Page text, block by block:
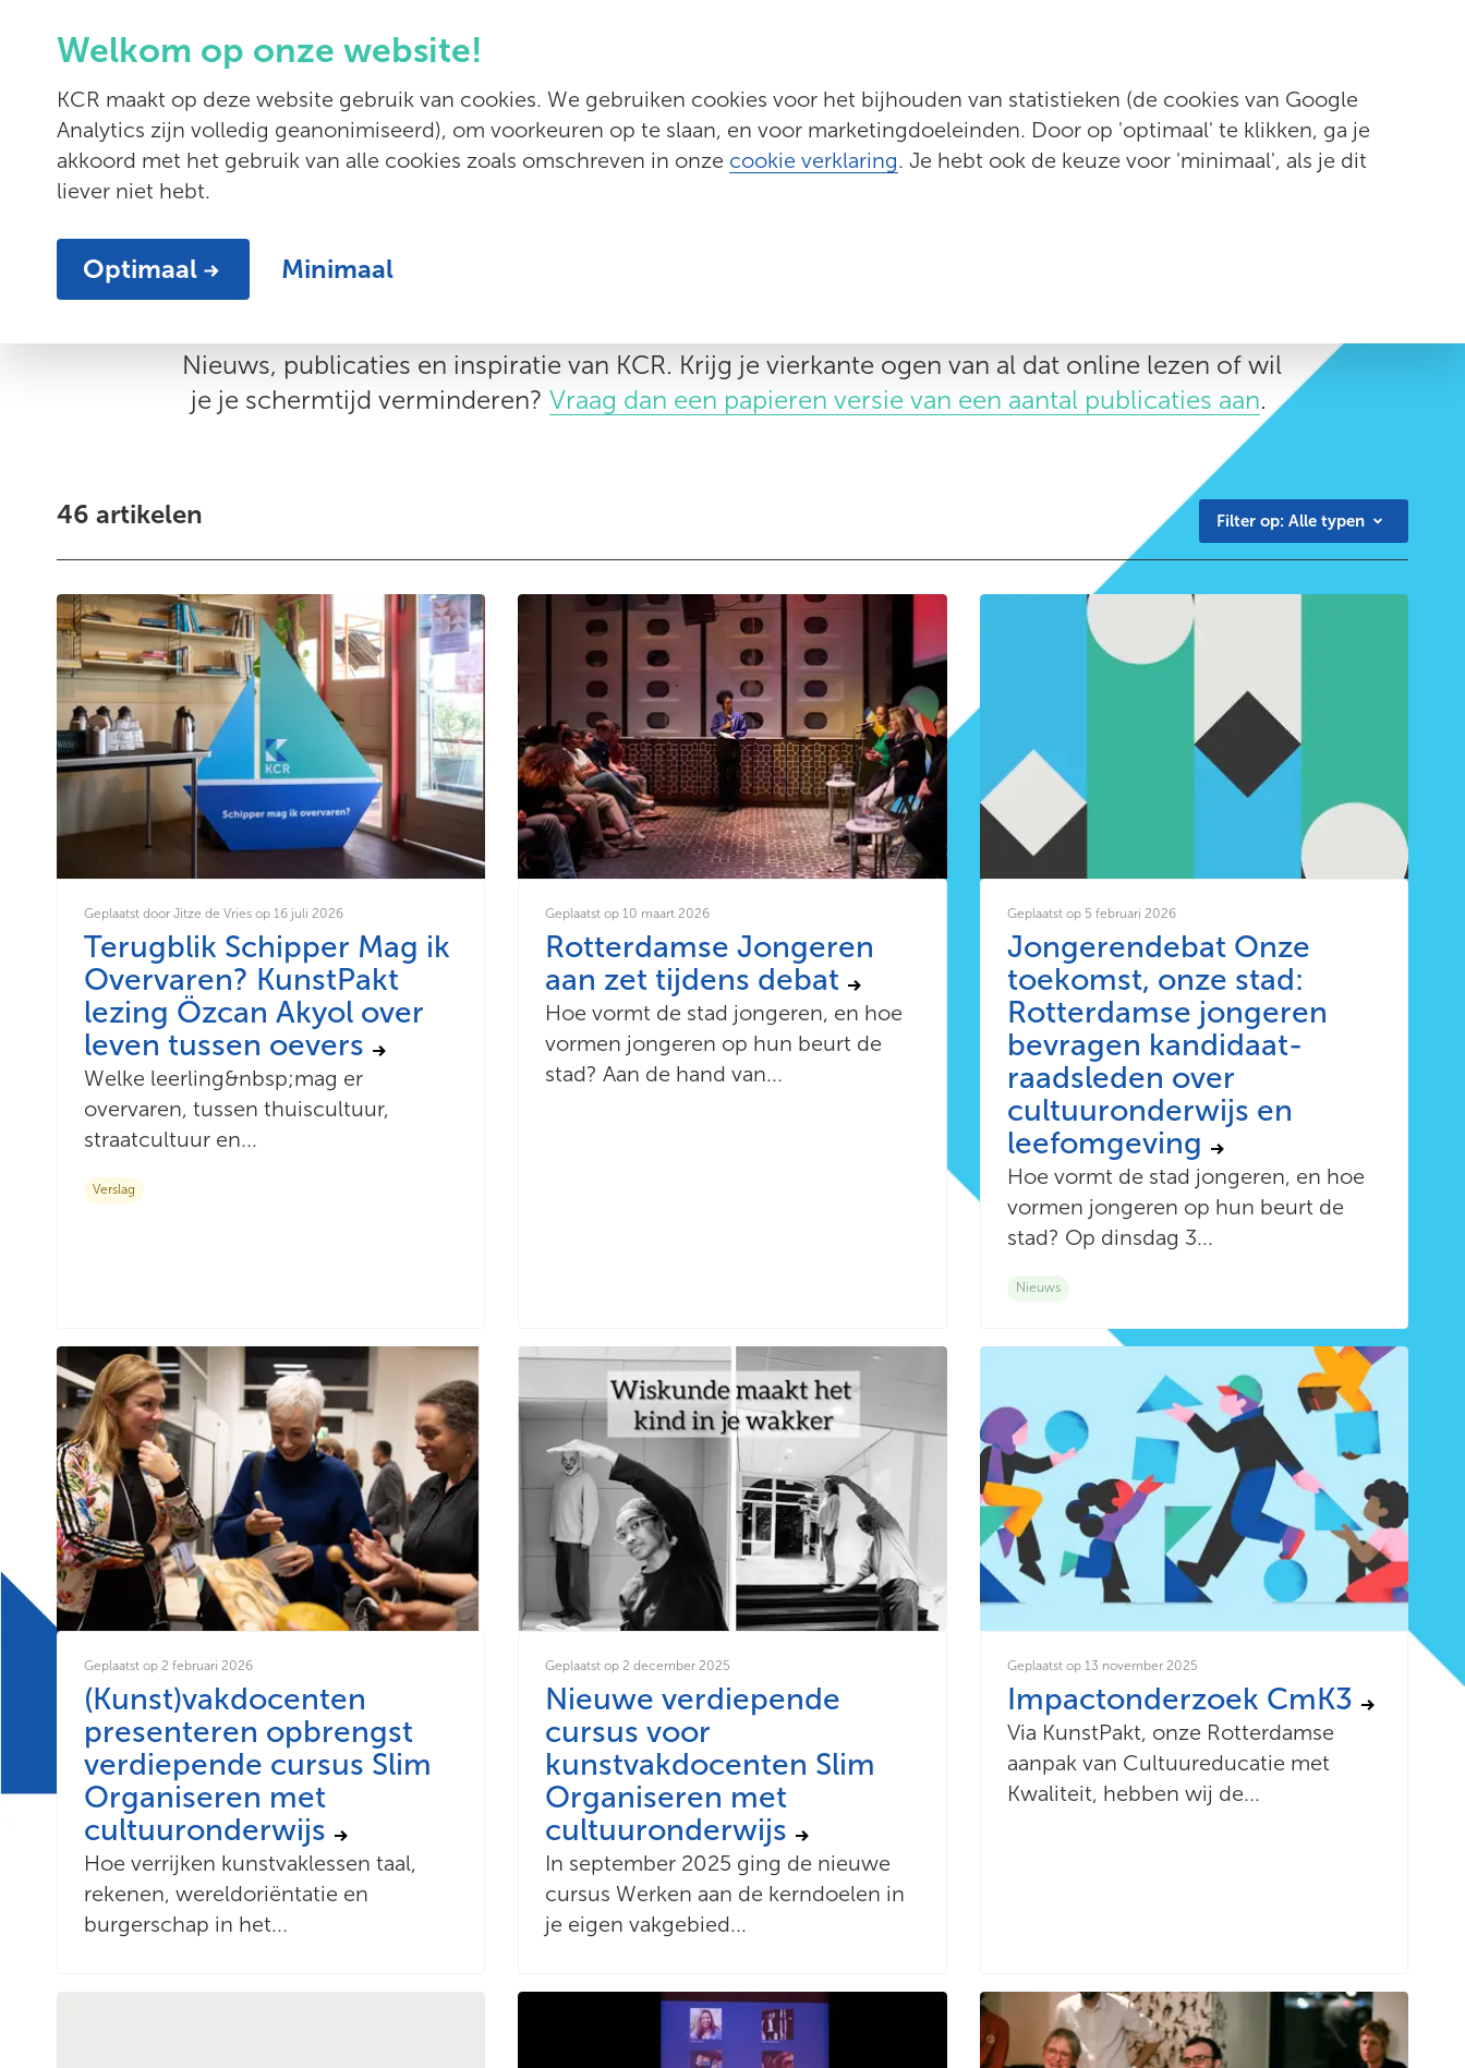
Welkom op onze website!
KCR maakt op deze website gebruik van cookies. We gebruiken cookies voor het bijhouden van statistieken (de cookies van Google
Analytics zijn volledig geanonimiseerd), om voorkeuren op te slaan, en voor marketingdoeleinden. Door op 'optimaal' te klikken, ga je
akkoord met het gebruik van alle cookies zoals omschreven in onze cookie verklaring. Je hebt ook de keuze voor 'minimaal', als je dit
liever niet hebt.
Optimaal Minimaal
Diensten
Nieuws, publicaties en inspiratie van KCR. Krijg je vierkante ogen van al dat online lezen of wil
je je schermtijd verminderen?Vraag dan een papieren versie van een aantal publicaties aan.
46 artikelen Filter op: Alle typen
Geplaatst door Jitze de Vries op 16 juli 2026
Terugblik Schipper Mag ik
Overvaren? KunstPakt
lezing Özcan Akyol over
leven tussen oevers
Welke leerling&nbsp;mag er
overvaren, tussen thuiscultuur,
straatcultuur en...
Verslag
Geplaatst op 10 maart 2026
Rotterdamse Jongeren
aan zet tijdens debat
Hoe vormt de stad jongeren, en hoe
vormen jongeren op hun beurt de
stad? Aan de hand van...
Geplaatst op 5 februari 2026
Jongerendebat Onze
toekomst, onze stad:
Rotterdamse jongeren
bevragen kandidaat-
raadsleden over
cultuuronderwijs en
leefomgeving
Hoe vormt de stad jongeren, en hoe
vormen jongeren op hun beurt de
stad? Op dinsdag 3...
Nieuws
Geplaatst op 2 februari 2026
(Kunst)vakdocenten
presenteren opbrengst
verdiepende cursus Slim
Organiseren met
cultuuronderwijs
Hoe verrijken kunstvaklessen taal,
rekenen, wereldoriëntatie en
burgerschap in het...
Geplaatst op 2 december 2025
Nieuwe verdiepende
cursus voor
kunstvakdocenten Slim
Organiseren met
cultuuronderwijs
In september 2025 ging de nieuwe
cursus Werken aan de kerndoelen in
je eigen vakgebied...
Geplaatst op 13 november 2025
Impactonderzoek CmK3
Via KunstPakt, onze Rotterdamse
aanpak van Cultuureducatie met
Kwaliteit, hebben wij de...